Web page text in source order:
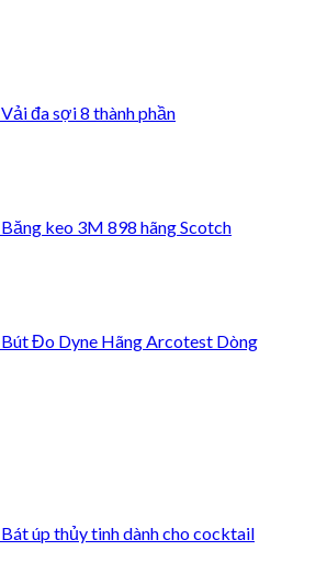
Vải đa sợi 8 thành phần
Băng keo 3M 898 hãng Scotch
Bút Đo Dyne Hãng Arcotest Dòng
Bát úp thủy tinh dành cho cocktail